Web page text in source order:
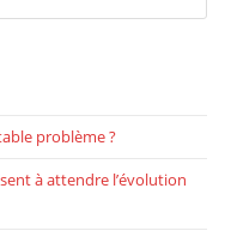
problème ?
à attendre l’évolution